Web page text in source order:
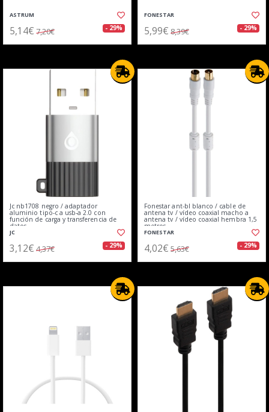
ASTRUM
5,14€ 7,20€ - 29%
FONESTAR
5,99€ 8,39€ - 29%
Jc nb1708 negro / adaptador
aluminio tipo-c a usb-a 2.0 con
función de carga y transferencia de
datos
JC
3,12€ 4,37€ - 29%
Fonestar ant-bl blanco / cable de
antena tv / vídeo coaxial macho a
antena tv / vídeo coaxial hembra 1,5
metros
FONESTAR
4,02€ 5,63€ - 29%